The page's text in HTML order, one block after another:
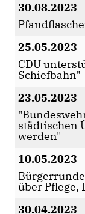
30.08.2023
25.05.2023
CDU
Schiefbahn"
23.05.2023
städtischen
werden"
10.05.2023
über Pflege,
30.04.2023